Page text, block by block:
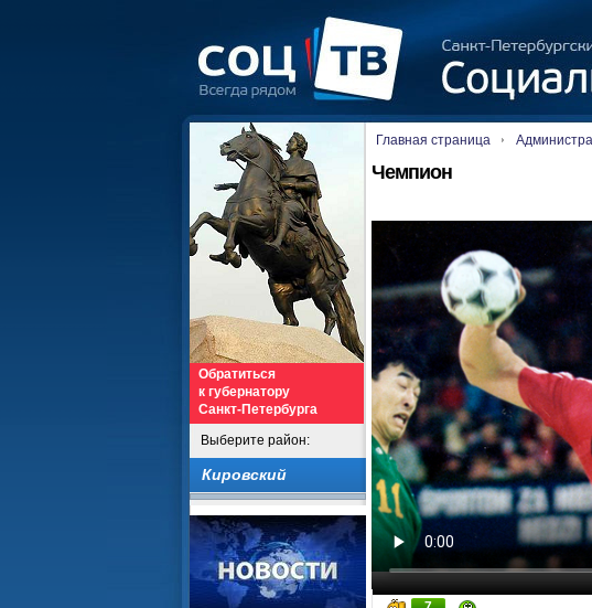
Обратиться
к губернатору
Санкт-Петербурга
Выберите район:
Кировский
Главная страница
Чемпион